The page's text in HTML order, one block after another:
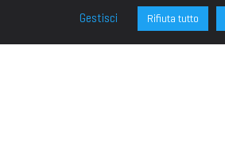
Gestisci
Rifiuta tutto